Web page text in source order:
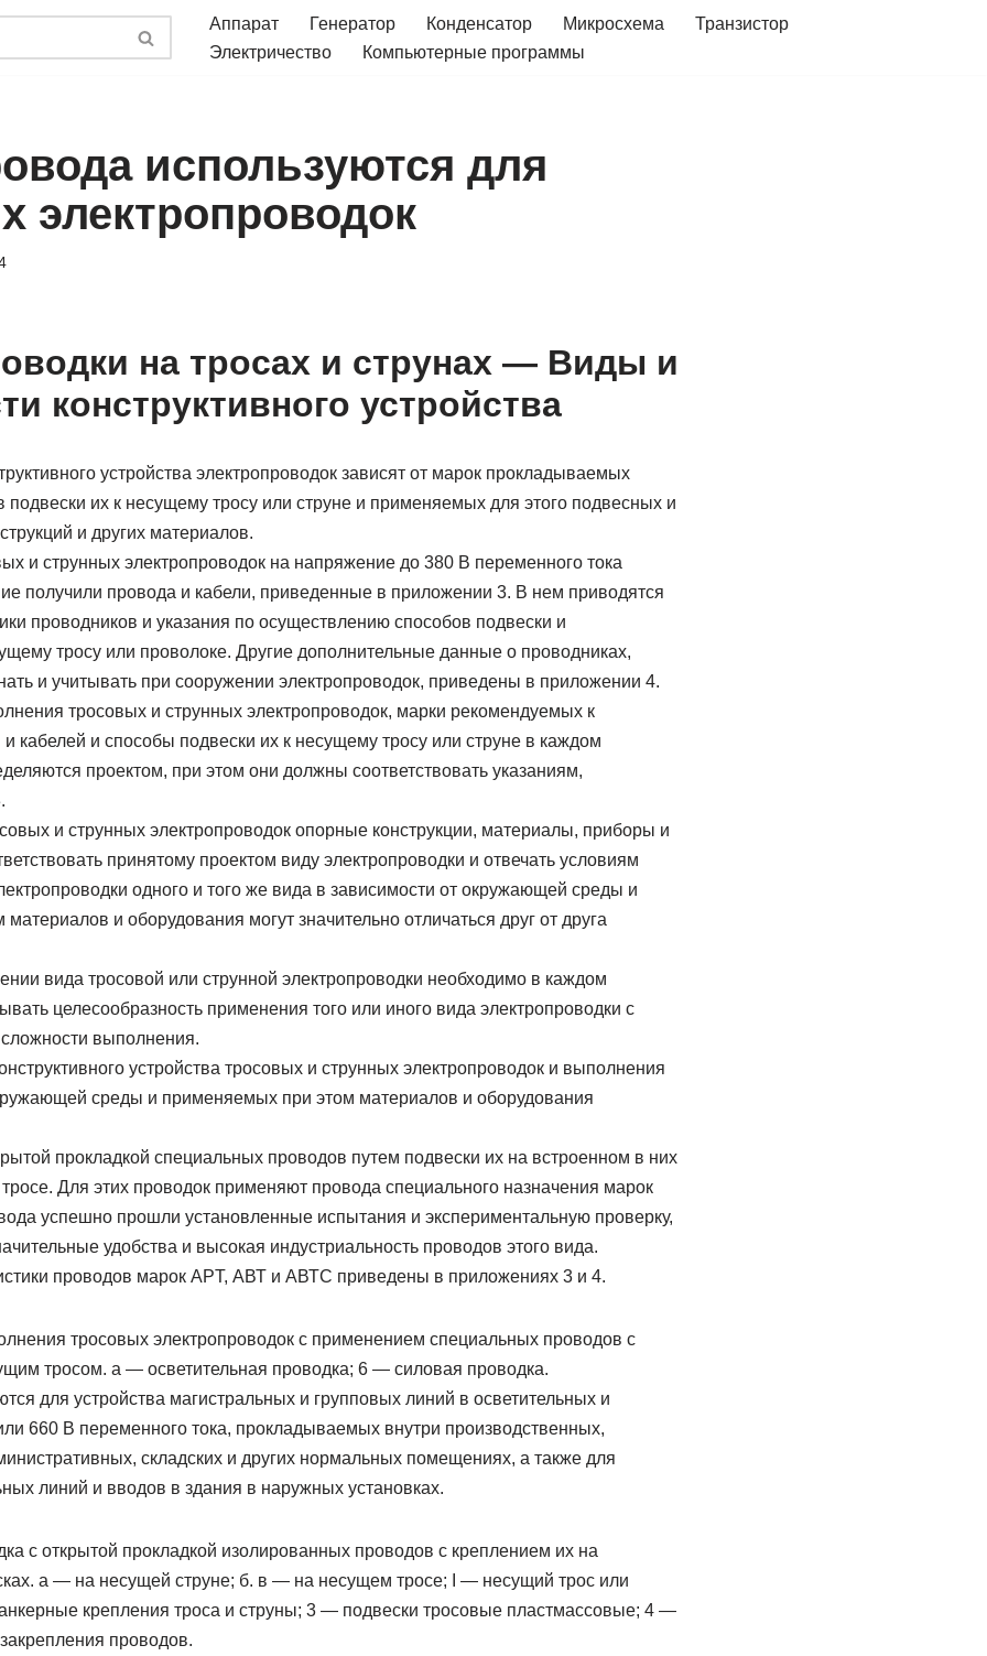
Аппарат Генератор Конденсатор Микросхема
Транзистор
Электричество
Компьютерные программы
используются для
электропроводок
на тросах и струнах — Виды и
конструктивного устройства
устройства электропроводок зависят от марок прокладываемых
подвески их к несущему тросу или струне и применяемых для этого подвесных и
и других материалов.
и струнных электропроводок на напряжение до 380 В переменного тока
получили провода и кабели, приведенные в приложении 3. В нем приводятся
проводников и указания по осуществлению способов подвески и
тросу или проволоке. Другие дополнительные данные о проводниках,
и учитывать при сооружении электропроводок, приведены в приложении 4.
тросовых и струнных электропроводок, марки рекомендуемых к
кабелей и способы подвески их к несущему тросу или струне в каждом
проектом, при этом они должны соответствовать указаниям,
и струнных электропроводок опорные конструкции, материалы, приборы и
принятому проектом виду электропроводки и отвечать условиям
одного и того же вида в зависимости от окружающей среды и
и оборудования могут значительно отличаться друг от друга
вида тросовой или струнной электропроводки необходимо в каждом
целесообразность применения того или иного вида электропроводки с
выполнения.
устройства тросовых и струнных электропроводок и выполнения
среды и применяемых при этом материалов и оборудования
прокладкой специальных проводов путем подвески их на встроенном в них
Для этих проводок применяют провода специального назначения марок
успешно прошли установленные испытания и экспериментальную проверку,
удобства и высокая индустриальность проводов этого вида.
проводов марок APT, АВТ и АВТС приведены в приложениях 3 и 4.
тросовых электропроводок с применением специальных проводов с
тросом. а — осветительная проводка; 6 — силовая проводка.
для устройства магистральных и групповых линий в осветительных и
660 В переменного тока, прокладываемых внутри производственных,
складских и других нормальных помещениях, а также для
линий и вводов в здания в наружных установках.
с открытой прокладкой изолированных проводов с креплением их на
а — на несущей струне; б. в — на несущем тросе; I — несущий трос или
крепления троса и струны; 3 — подвески тросовые пластмассовые; 4 —
проводов.